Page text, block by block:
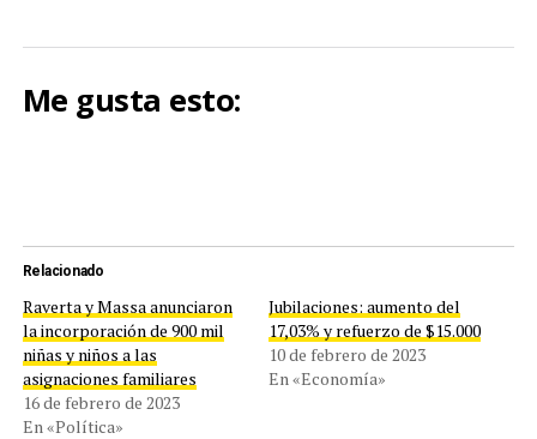
Me gusta esto:
Relacionado
Raverta y Massa anunciaron
la incorporación de 900 mil
niñas y niños a las
asignaciones familiares
16 de febrero de 2023
En «Política»
Jubilaciones: aumento del
17,03% y refuerzo de $15.000
10 de febrero de 2023
En «Economía»